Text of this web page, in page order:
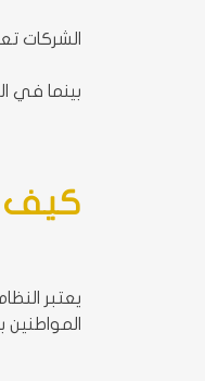
الشركات
بينما في
كيف
يعتبر